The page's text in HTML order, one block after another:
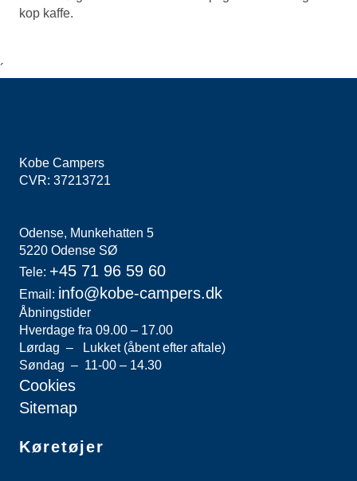
kop kaffe.
´
Kobe Campers
CVR: 37213721
Odense, Munkehatten 5
5220 Odense SØ
Tele: +45 71 96 59 60
Email: info@kobe-campers.dk
Åbningstider
Hverdage fra 09.00 – 17.00
Lørdag – Lukket (åbent efter aftale)
Søndag – 11-00 – 14.30
Cookies
Sitemap
Køretøjer